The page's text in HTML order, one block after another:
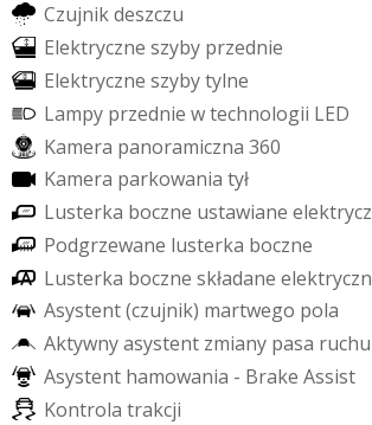
Czujnikdeszczu
Elektryczne szyby przednie
Elektryczne szybytylne
Lampy przednie wtechnologii LED
Kamera panoramiczna 360
Kamera parkowania tył
Lusterka boczne ustawiane elektrycz
Podgrzewane lusterka boczne
Lusterka boczne składane elektryczn
Asystent(czujnik) martwego pola
Aktywnyasystent zmiany pasa ruchu
Asystent hamowania - Brake Assist
Kontrola trakcji